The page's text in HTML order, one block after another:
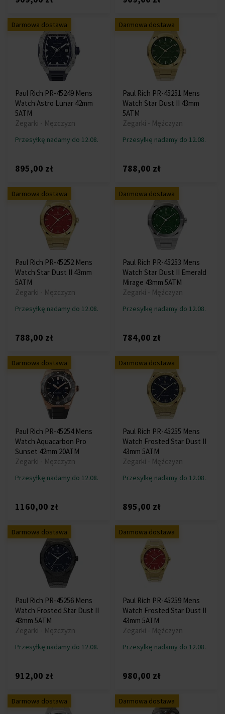
Darmowa dostawa
Paul Rich PR-45249 Mens
Watch Astro Lunar 42mm
5ATM
Zegarki - Mężczyzn
Przesyłkę nadamy do 12.08.
895,00 zł
Darmowa dostawa
Paul Rich PR-45251 Mens
Watch Star Dust II 43mm
5ATM
Zegarki - Mężczyzn
Przesyłkę nadamy do 12.08.
788,00 zł
Darmowa dostawa
Paul Rich PR-45252 Mens
Watch Star Dust II 43mm
5ATM
Zegarki - Mężczyzn
Przesyłkę nadamy do 12.08.
788,00 zł
Darmowa dostawa
Paul Rich PR-45253 Mens
Watch Star Dust II Emerald
Mirage 43mm 5ATM
Zegarki - Mężczyzn
Przesyłkę nadamy do 12.08.
784,00 zł
Darmowa dostawa
Paul Rich PR-45254 Mens
Watch Aquacarbon Pro
Sunset 42mm 20ATM
Zegarki - Mężczyzn
Przesyłkę nadamy do 12.08.
1160,00 zł
Darmowa dostawa
Paul Rich PR-45255 Mens
Watch Frosted Star Dust II
43mm 5ATM
Zegarki - Mężczyzn
Przesyłkę nadamy do 12.08.
895,00 zł
Darmowa dostawa
Paul Rich PR-45256 Mens
Watch Frosted Star Dust II
43mm 5ATM
Zegarki - Mężczyzn
Przesyłkę nadamy do 12.08.
912,00 zł
Darmowa dostawa
Paul Rich PR-45259 Mens
Watch Frosted Star Dust II
43mm 5ATM
Zegarki - Mężczyzn
Przesyłkę nadamy do 12.08.
980,00 zł
Darmowa dostawa Darmowa dostawa